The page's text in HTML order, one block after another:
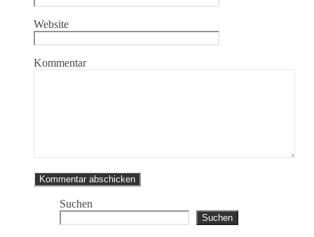
Website
Kommentar
Suchen
Suchen